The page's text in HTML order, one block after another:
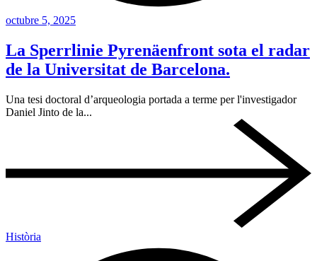
octubre 5, 2025
La Sperrlinie Pyrenäenfront sota el radar
de la Universitat de Barcelona.
Una tesi doctoral d’arqueologia portada a terme per l'investigador
Daniel Jinto de la...
Història